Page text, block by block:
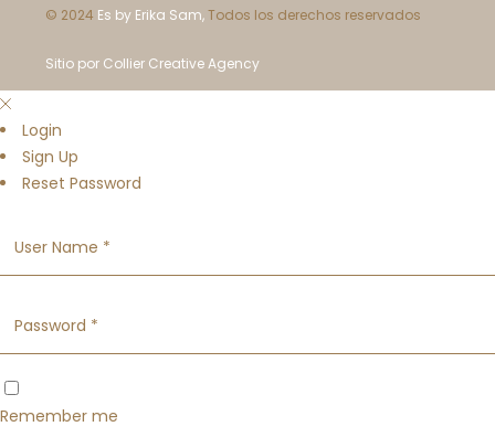
© 2024 Es by Erika Sam,Todos los derechos reservados
Sitio por Collier Creative Agency
Login
Sign Up
Reset Password
Remember me